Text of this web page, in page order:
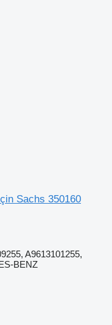
Sachs 350160
A9613101255,
BENZ